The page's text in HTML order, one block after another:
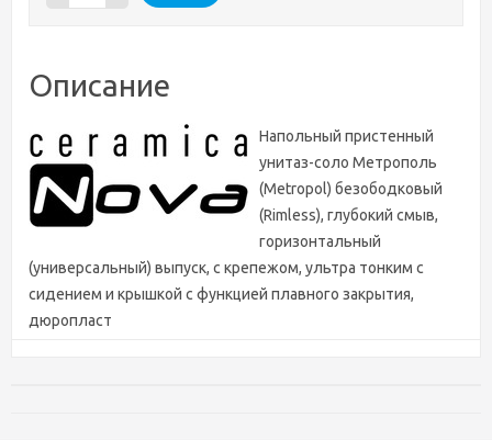
Описание
Напольный пристенный
унитаз-соло Метрополь
(Metropol) безободковый
(Rimless), глубокий смыв,
горизонтальный
(универсальный) выпуск, с крепежом, ультра тонким с
сидением и крышкой с функцией плавного закрытия,
дюропласт